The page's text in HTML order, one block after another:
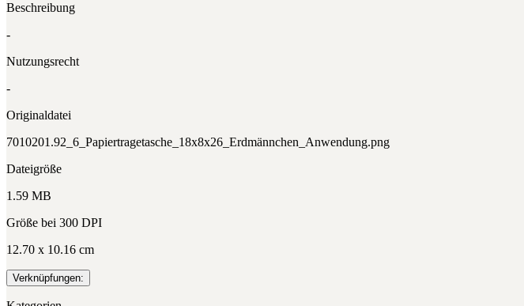
Beschreibung
-
Nutzungsrecht
-
Originaldatei
7010201.92_6_Papiertragetasche_18x8x26_Erdmännchen_Anwendung.png
Dateigröße
1.59 MB
Größe bei 300 DPI
12.70 x 10.16 cm
Verknüpfungen: